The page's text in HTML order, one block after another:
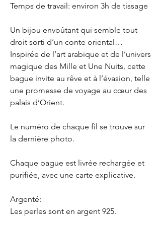
Temps de travail: environ 3h de tissage
Un bijou envoûtant qui semble tout
droit sorti d’un conte oriental…
Inspirée de l’art arabique et de l’univers
magique des Mille et Une Nuits, cette
bague invite au rêve et à l’évasion, telle
une promesse de voyage au cœur des
palais d’Orient.
Le numéro de chaque fil se trouve sur
la dernière photo.
Chaque bague est livrée rechargée et
purifiée, avec une carte explicative.
Argenté:
Les perles sont en argent 925.